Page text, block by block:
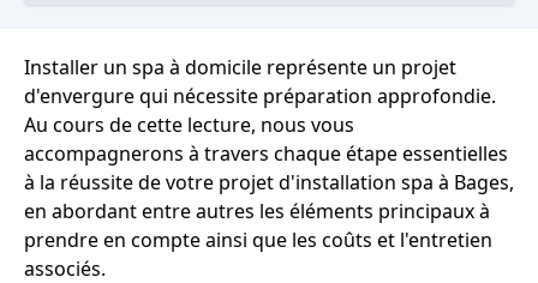
Installer un spa à domicile représente un projet
d'envergure qui nécessite préparation approfondie.
Au cours de cette lecture, nous vous
accompagnerons à travers chaque étape essentielles
à la réussite de votre projet d'installation spa à Bages,
en abordant entre autres les éléments principaux à
prendre en compte ainsi que les coûts et l'entretien
associés.